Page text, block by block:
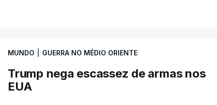
Desde meados de julho, a Ucrânia atingiu cerca de
20 instalações pertencentes à Wildberries --- uma
plataforma de comércio online muito popular,
MUNDO GUERRA NO MÉDIO ORIENTE
Trump nega escassez de armas nos
EUA